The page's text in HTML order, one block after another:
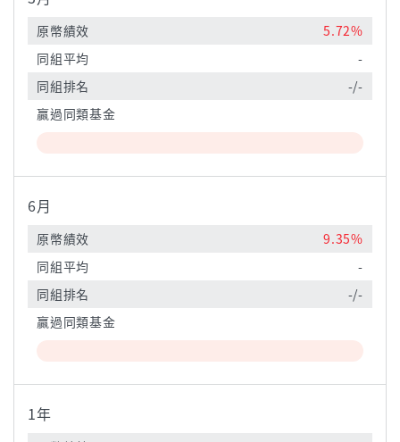
原幣績效
5.72%
同組平均
-
同組排名
-/-
贏過同類基金
6月
原幣績效
9.35%
同組平均
-
同組排名
-/-
贏過同類基金
1年